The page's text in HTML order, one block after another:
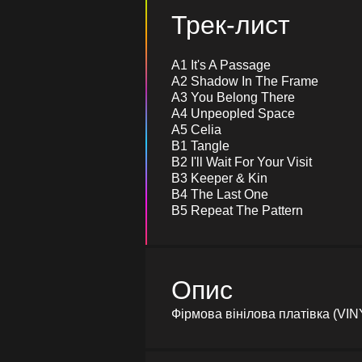
Трек-лист
A1 It's A Passage
A2 Shadow In The Frame
A3 You Belong There
A4 Unpeopled Space
A5 Celia
B1 Tangle
B2 I'll Wait For Your Visit
B3 Keeper & Kin
B4 The Last One
B5 Repeat The Pattern
Опис
Фірмова вінілова платівка